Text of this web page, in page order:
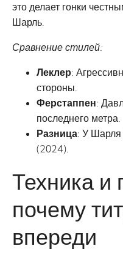
это делает гонки
Шарль.
Сравнение стилей:
Леклер:
стороны.
Ферстаппен:
последнего метра.
Разница: У Шарля
(2024).
Техника и
почему
впереди